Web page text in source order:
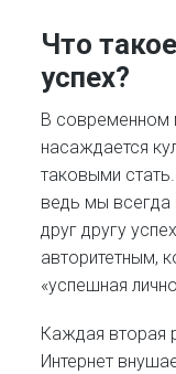
Что
успех?
В современном
насаждается
таковыми
ведь мы всегда
друг другу
авторитетным,
«успешная
Каждая вторая
Интернет